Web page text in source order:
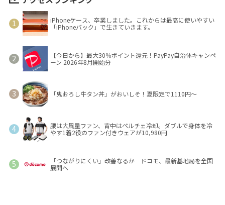
iPhoneケース、卒業しました。これからは最高に使いやすい
「iPhoneバック」で生きていきます。
【今日から】最大30％ポイント還元！PayPay自治体キャンペ
ーン 2026年8月開始分
「鬼おろし牛タン丼」がおいしそ！夏限定で1110円～
腰は大風量ファン、背中はペルチェ冷却。ダブルで身体を冷
やす1着2役のファン付きウェアが10,980円
「つながりにくい」改善なるか ドコモ、最新基地局を全国
展開へ